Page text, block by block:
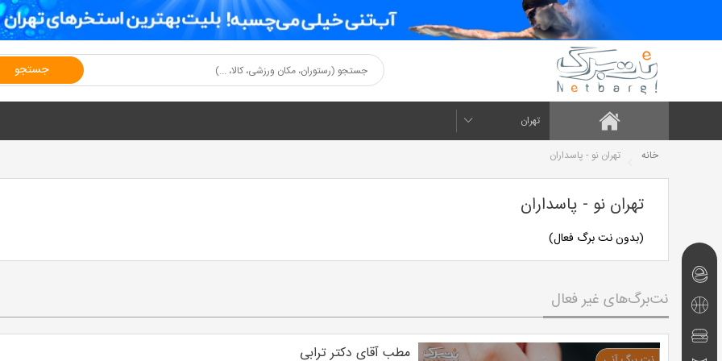
جستجو
تهران
خانه تهران نو - پاسداران
نت‌برگ‌های
امروز
تفریحی
رستوران
تهران نو - پاسداران
(بدون نت برگ فعال)
نت‌برگ‌های غیر فعال
مطب آقای دکتر ترابی